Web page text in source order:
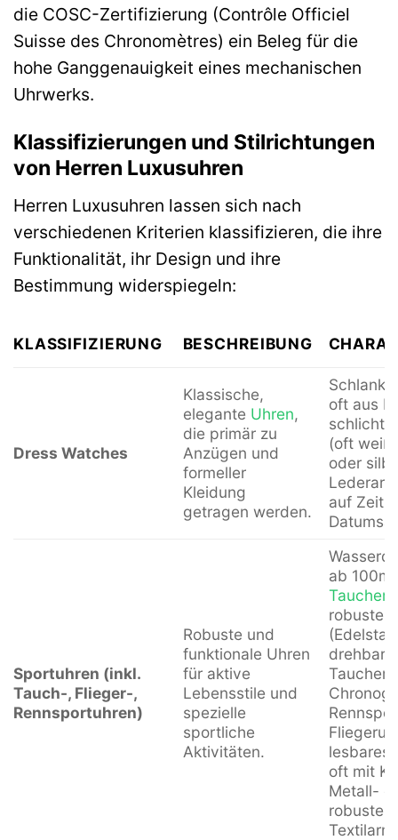
die COSC-Zertifizierung (Contrôle Officiel
Suisse des Chronomètres) ein Beleg für die
hohe Ganggenauigkeit eines mechanischen
Uhrwerks.
Klassifizierungen und Stilrichtungen
von Herren Luxusuhren
Herren Luxusuhren lassen sich nach
verschiedenen Kriterien klassifizieren, die ihre
Funktionalität, ihr Design und ihre
Bestimmung widerspiegeln:
KLASSIFIZIERUNG BESCHREIBUNG
Dress Watches
Klassische,
elegante Uhren,
die primär zu
Anzügen und
formeller
Kleidung
getragen werden.
oft aus
(oft
oder
auf Zeit-
Sportuhren (inkl.
Tauch-, Flieger-,
Rennsportuhren)
Robuste und
funktionale Uhren
für aktive
Lebensstile und
spezielle
sportliche
Aktivitäten.
ab 100m
robuste
lesbares
oft mit
Metall-
robustem